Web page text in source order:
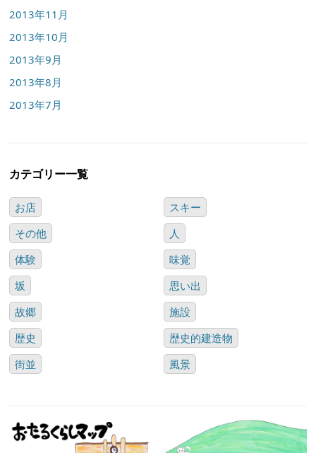
2013年11月
2013年10月
2013年9月
2013年8月
2013年7月
カテゴリー一覧
お店
スキー
その他
人
体験
味覚
坂
思い出
故郷
施設
歴史
歴史的建造物
街並
風景